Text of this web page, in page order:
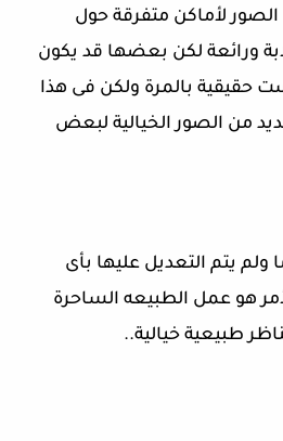
لأماكن متفرقة حول
ورائعة لكن بعضها قد يكون
حقيقية بالمرة ولكن فى هذا
من الصور الخيالية لبعض
ولم يتم التعديل عليها بأى
هو عمل الطبيعه الساحرة